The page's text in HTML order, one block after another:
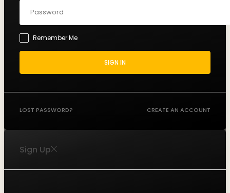
Remember Me
SIGN IN
LOST PASSWORD? CREATE AN ACCOUNT
Sign Up